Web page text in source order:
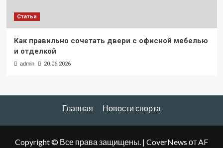
Статьи
Как правильно сочетать двери с офисной мебелью
и отделкой
admin 20.06.2026
Главная Новости спорта
Copyright © Все права защищены. | CoverNews от AF